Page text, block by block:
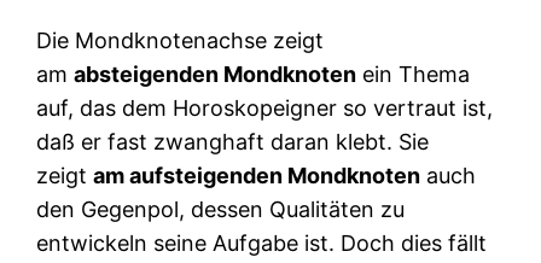
Die Mondknotenachse zeigt
amabsteigenden Mondknoten ein Thema
auf, das dem Horoskopeigner so vertraut ist,
daß er fast zwanghaft daran klebt. Sie
zeigtam aufsteigenden Mondknoten auch
den Gegenpol, dessen Qualitäten zu
entwickeln seine Aufgabe ist. Doch dies fällt